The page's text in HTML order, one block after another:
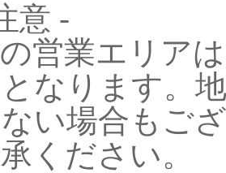
意 -
営業エリア
なります。
い場合もご
ください。